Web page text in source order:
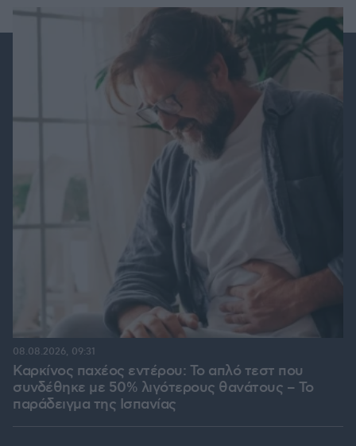
Καρκίνος παχέος εντέρου: Το απλό τεστ που
συνδέθηκε με 50% λιγότερους θανάτους – Το
παράδειγμα της Ισπανίας
08.08.2026, 09:31